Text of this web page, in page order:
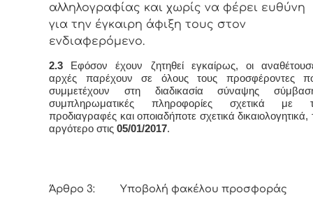
αλληλογραφίας και χωρίς να φέρει ευθύνη
για την έγκαιρη άφιξη τους στον
ενδιαφερόμενο.
2.3 Εφόσον έχουν ζητηθεί εγκαίρως, οι
αρχές παρέχουν σε όλους τους προσφέροντες
συμμετέχουν στη διαδικασία σύναψης
συμπληρωματικές πληροφορίες σχετικά με
προδιαγραφές και οποιαδήποτε σχετικά δικαιολογητικά,
αργότερο στις 05/01/2017.
Άρθρο 3: Υποβολή φακέλου προσφοράς